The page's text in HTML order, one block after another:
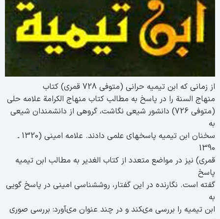
زمانى كه ابن تيميه حرانى (متوفى 728 قمرى) كتاب
السنة را در پاسخ به مطالب كتاب منهاج الكرامة علامه حلى
(متوفى 726) دانشور شيعى نگاشت، گروهى از دانشمندان شيعى
سخنان ابن تيميه پاسخ‏هاى علمى دادند. علامه امينى (1320 ـ
نيز در مواضع متعدد از كتاب الغدير به مطالب ابن تيميه
است. نگارنده در اين گفتار، روش‏شناسى امينى در پاسخ گويى
تيميه را بررسى مى‏كند و در چند عنوان مى‏آورد: بررسى صورى